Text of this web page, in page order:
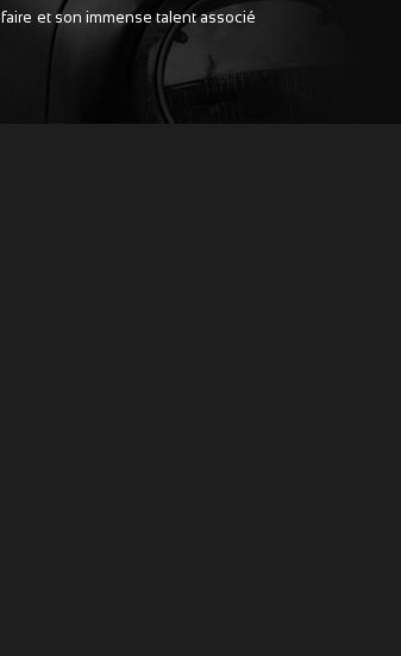
et son immense talent associé